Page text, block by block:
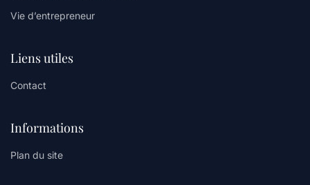
Vie d’entrepreneur
Liens utiles
Contact
Informations
Plan du site